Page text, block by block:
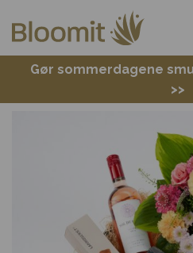
Gør sommerdagene
>>